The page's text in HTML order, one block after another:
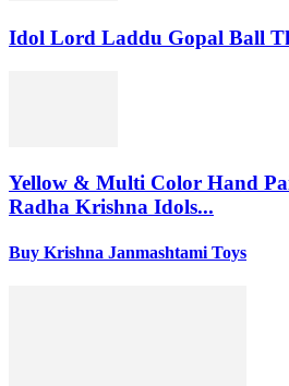
Idol Lord Laddu Gopal Ball
Yellow & Multi Color Hand
Radha Krishna Idols...
Buy Krishna Janmashtami Toys